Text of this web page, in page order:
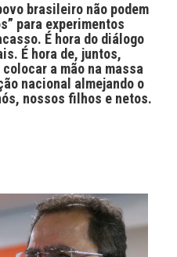
brasileiro não podem
para experimentos
É hora do diálogo
É hora de, juntos,
a mão na massa
nacional almejando o
nossos filhos e netos.